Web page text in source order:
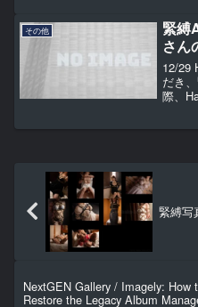
マン
ッサ
決し
ボー
す。
その他
緊縛
さん
12/29
だき
際、
緊縛写
NextGEN Gallery / Imagely: How
Restore the Legacy Album